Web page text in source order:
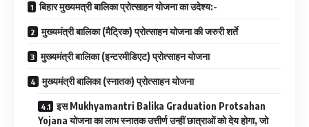
बिहार मुख्यमत्री बालिका प्रोत्साहन योजना का उदेश्य:-
मुख्यमंत्री बालिका (मैट्रिक) प्रोत्साहन योजना की जरुरी शर्ते
मुख्यमंत्री बालिका (इन्टरमीडिएट) प्रोत्साहन योजना
मुख्यमंत्री बालिका (स्नातक) प्रोत्साहन योजना
इस Mukhyamantri Balika Graduation Protsahan
Yojana योजना का लाभ स्नातक उत्तीर्ण उन्हीं छात्राओं को देय होगा, जो